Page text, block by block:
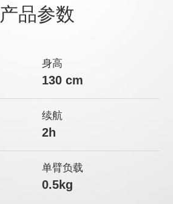
产品参数
身高
130 cm
续航
2h
单臂负载
0.5kg